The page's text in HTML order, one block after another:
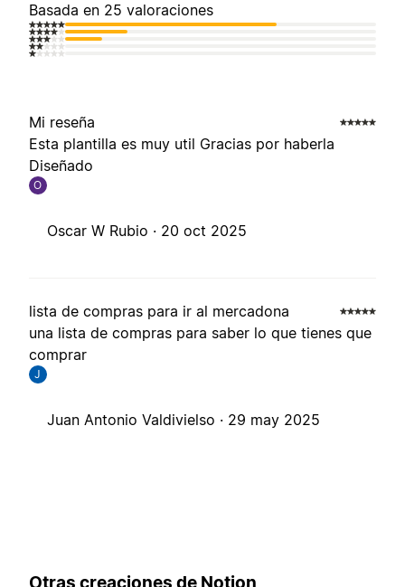
Basada en 25 valoraciones
Mi reseña
Esta plantilla es muy util Gracias por haberla
Diseñado
O
Oscar W Rubio · 20 oct 2025
lista de compras para ir al mercadona
una lista de compras para saber lo que tienes que
comprar
J
Juan Antonio Valdivielso · 29 may 2025
Otras creaciones de Notion